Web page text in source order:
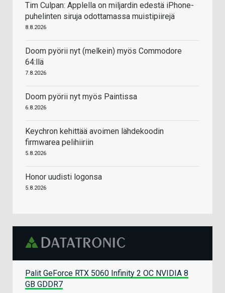
Tim Culpan: Applella on miljardin edestä iPhone-
puhelinten siruja odottamassa muistipiirejä
8.8.2026
Doom pyörii nyt (melkein) myös Commodore
64:llä
7.8.2026
Doom pyörii nyt myös Paintissa
6.8.2026
Keychron kehittää avoimen lähdekoodin
firmwarea pelihiiriin
5.8.2026
Honor uudisti logonsa
5.8.2026
Palit GeForce RTX 5060 Infinity 2 OC NVIDIA 8
GB GDDR7